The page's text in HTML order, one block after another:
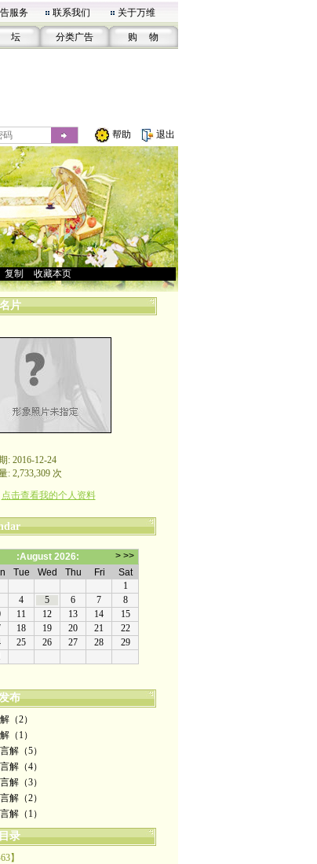
服务 联系我们 关于万维
坛 分类广告 购 物
帮助 退出
复制 收藏本页
片
: 2016-12-24
: 2,733,309 次
点击查看我的个人资料
布
（2）
（1）
解（5）
解（4）
解（3）
解（2）
解（1）
录
】